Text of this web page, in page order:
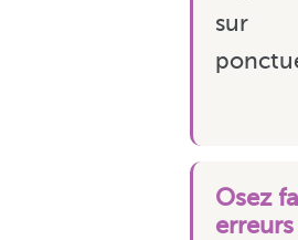
sur
Osez
erreurs